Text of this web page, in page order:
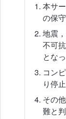
本サ
の保
地震
不可
とな
コン
り停
その
難と